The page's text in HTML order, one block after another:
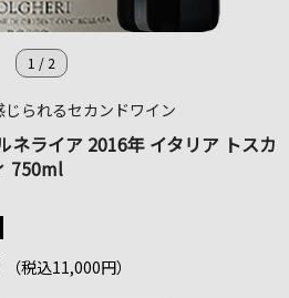
1 / 2
られるセカンドワイン
ネライア 2016年 イタリア トスカ
750ml
（税込11,000円）